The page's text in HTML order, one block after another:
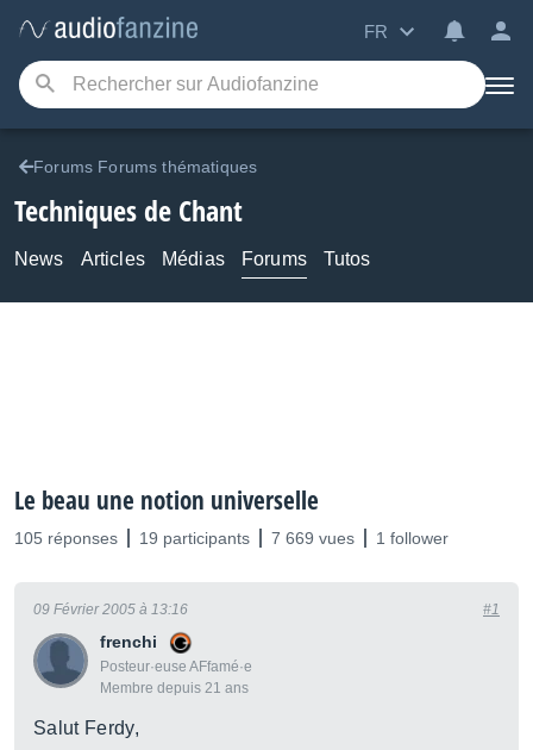
FR
Forums Forums thématiques
Techniques de Chant
News Articles Médias Forums Tutos
Le beau une notion universelle
105 réponses 19 participants 7 669 vues 1 follower
frenchi
Posteur·euse AFfamé·e
Membre depuis 21 ans
09 Février 2005 à 13:16 #1
Salut Ferdy,